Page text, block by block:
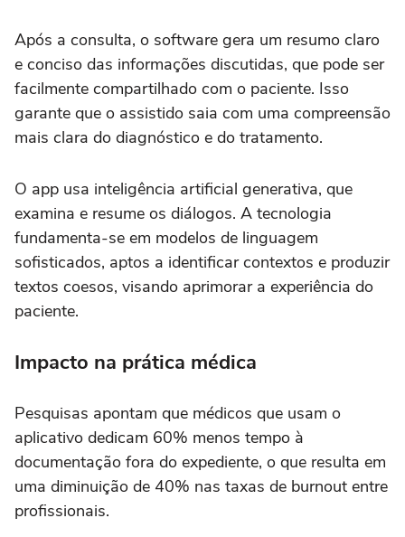
Após a consulta, o software gera um resumo claro
e conciso das informações discutidas, que pode ser
facilmente compartilhado com o paciente. Isso
garante que o assistido saia com uma compreensão
mais clara do diagnóstico e do tratamento.
O app usa inteligência artificial generativa, que
examina e resume os diálogos. A tecnologia
fundamenta-se em modelos de linguagem
sofisticados, aptos a identificar contextos e produzir
textos coesos, visando aprimorar a experiência do
paciente.
Impacto na prática médica
Pesquisas apontam que médicos que usam o
aplicativo dedicam 60% menos tempo à
documentação fora do expediente, o que resulta em
uma diminuição de 40% nas taxas de burnout entre
profissionais.